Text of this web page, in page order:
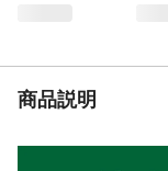
商品説明